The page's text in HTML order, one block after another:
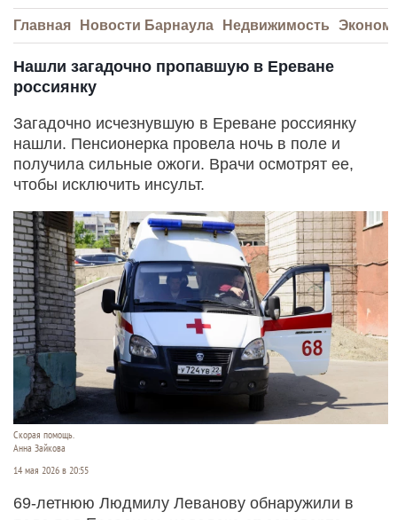
Главная Новости Барнаула Недвижимость
Нашли загадочно пропавшую в Ереване
россиянку
Загадочно исчезнувшую в Ереване россиянку
нашли. Пенсионерка провела ночь в поле и
получила сильные ожоги. Врачи осмотрят ее,
чтобы исключить инсульт.
Скорая помощь.
Анна Зайкова
14 мая 2026 в 20:55
69-летнюю Людмилу Леванову обнаружили в